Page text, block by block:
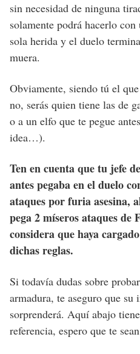
sin necesidad de ninguna
solamente podrá hacerlo
sola herida y el duelo
muera.
Obviamente, siendo tú el
no, serás quien tiene las de
o a un elfo que te pegue
idea…).
Ten en cuenta que tu jefe
antes pegaba en el duelo
ataques por furia asesina,
pega 2 míseros ataques de
considera que haya
dichas reglas.
Si todavía dudas sobre
armadura, te aseguro que
sorprenderá. Aquí abajo
referencia, espero que te